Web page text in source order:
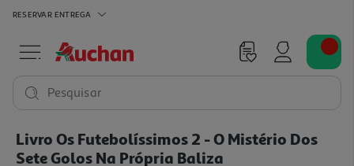
RESERVAR ENTREGA
Pesquisar
Livro Os Futebolíssimos 2 - O Mistério Dos
Sete Golos Na Própria Baliza